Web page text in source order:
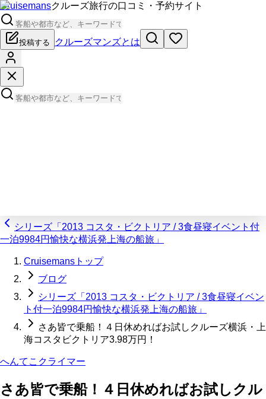
Cruisemansクルーズ旅行の口コミ・予約サイト
投稿する クルーズマンズとは
シリーズ「2013 コスタ・ビクトリア / 3食昼寝イベント付
一泊9984円愉快な横浜発上海の船旅」
Cruisemansトップ
ブログ
シリーズ「2013 コスタ・ビクトリア / 3食昼寝イベン
ト付一泊9984円愉快な横浜発上海の船旅」
さあ皆で乗船！４日休めればお試しクルーズ横浜・上
海コスタビクトリア3.98万円！
へんてこクライマー
さあ皆で乗船！４日休めればお試しクル